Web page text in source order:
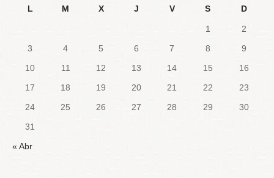
L M X J V S D
« Abr
1
2
3
4 5 6 7 8
9
10
11 12 13 14 15
16
17
18 19 20 21 22
23
24
25 26 27 28 29
30
31